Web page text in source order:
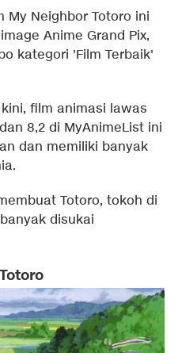
Neighbor Totoro ini
Anime Grand Pix,
kategori 'Film Terbaik'
film animasi lawas
8,2 di MyAnimeList ini
dan memiliki banyak
Totoro, tokoh di
disukai